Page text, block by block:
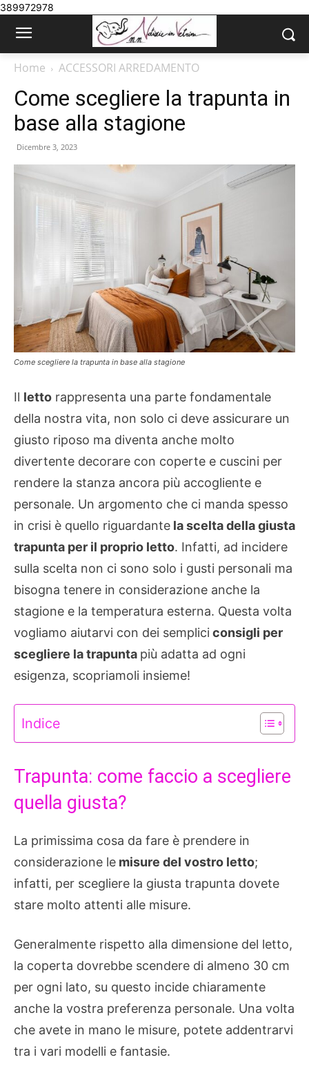
389972978
Home ACCESSORI ARREDAMENTO
Come scegliere la trapunta in
base alla stagione
Dicembre 3, 2023
Come scegliere la trapunta in base alla stagione
Il letto rappresenta una parte fondamentale
della nostra vita, non solo ci deve assicurare un
giusto riposo ma diventa anche molto
divertente decorare con coperte e cuscini per
rendere la stanza ancora più accogliente e
personale. Un argomento che ci manda spesso
in crisi è quello riguardante la scelta della giusta
trapunta per il proprio letto. Infatti, ad incidere
sulla scelta non ci sono solo i gusti personali ma
bisogna tenere in considerazione anche la
stagione e la temperatura esterna. Questa volta
vogliamo aiutarvi con dei semplici consigli per
scegliere la trapunta più adatta ad ogni
esigenza, scopriamoli insieme!
Indice
Trapunta: come faccio a scegliere
quella giusta?
La primissima cosa da fare è prendere in
considerazione le misure del vostro letto;
infatti, per scegliere la giusta trapunta dovete
stare molto attenti alle misure.
Generalmente rispetto alla dimensione del letto,
la coperta dovrebbe scendere di almeno 30 cm
per ogni lato, su questo incide chiaramente
anche la vostra preferenza personale. Una volta
che avete in mano le misure, potete addentrarvi
tra i vari modelli e fantasie.